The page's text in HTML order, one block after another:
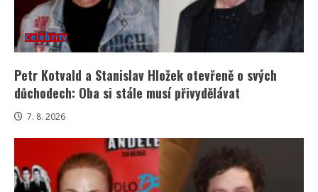
Celebrity
Petr Kotvald a Stanislav Hložek otevřeně o svých
důchodech: Oba si stále musí přivydělávat
7. 8. 2026